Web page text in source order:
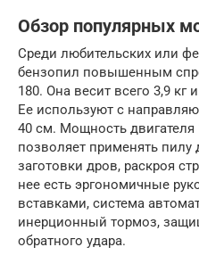
Обзор популярных
Среди любительских или
бензопил повышенным
180. Она весит всего 3,9 кг
Ее используют с
40 см. Мощность двигателя
позволяет применять пилу
заготовки дров, раскроя
нее есть эргономичные
вставками, система
инерционный тормоз,
обратного удара.